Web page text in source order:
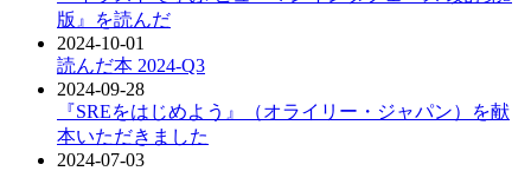
版』を読んだ
2024-10-01
読んだ本 2024-Q3
2024-09-28
『SREをはじめよう』（オライリー・ジャパン）を献
本いただきました
2024-07-03